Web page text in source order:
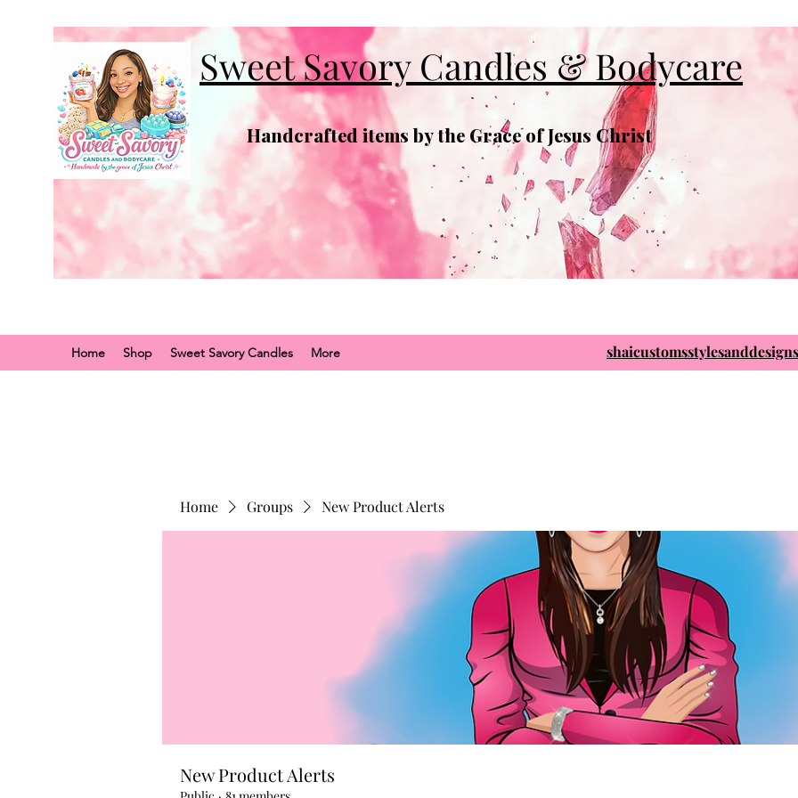
Sweet Savory Candles & Bodycare
Handcrafted items by the Grace of Jesus Christ
Home Shop Sweet Savory Candles More
Home Groups New Product Alerts
New Product Alerts